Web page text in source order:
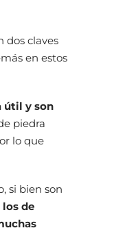
dos claves
en estos
útil y son
piedra
lo que
si bien son
los de